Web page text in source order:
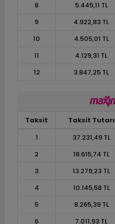
8
5.445,11 TL
9
4.922,83 TL
10
4.505,01 TL
11
4.129,31 TL
12
3.847,25 TL
Taksit Taksit Tutarı
1
37.231,49 TL
2
18.615,74 TL
3
13.279,23 TL
4
10.145,58 TL
5
8.265,39 TL
6
7.011,93 TL